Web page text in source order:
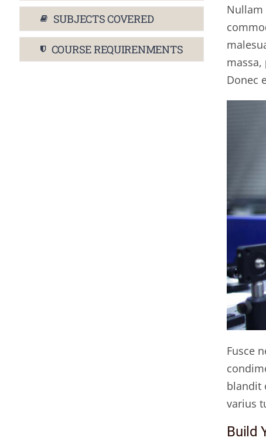
SUBJECTS COVERED
COURSE REQUIRENMENTS
Nullam
Donec
Fusce
blandit
varius
Build